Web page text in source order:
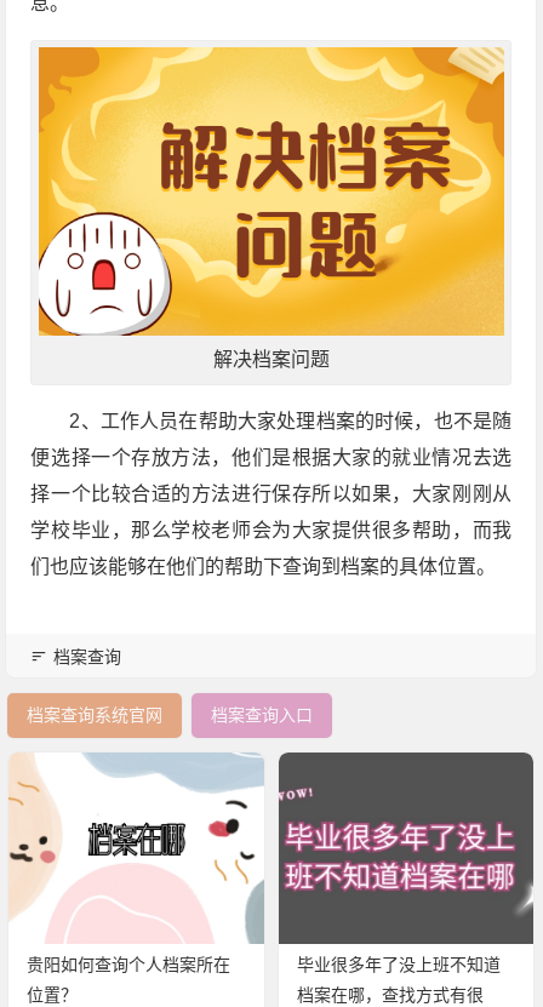
解决档案问题
2、工作人员在帮助大家处理档案的时候，也不是随
便选择一个存放方法，他们是根据大家的就业情况去选
择一个比较合适的方法进行保存所以如果，大家刚刚从
学校毕业，那么学校老师会为大家提供很多帮助，而我
们也应该能够在他们的帮助下查询到档案的具体位置。
档案查询
档案查询系统官网 档案查询入口
贵阳如何查询个人档案所在
位置？
毕业很多年了没上班不知道
档案在哪，查找方式有很